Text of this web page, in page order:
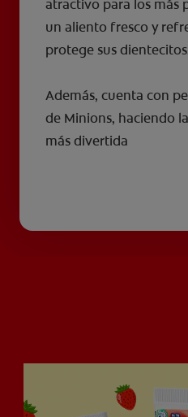
atractivo para los más
un aliento fresco y
protege sus
Además, cuenta con
de Minions, haciendo
más divertida